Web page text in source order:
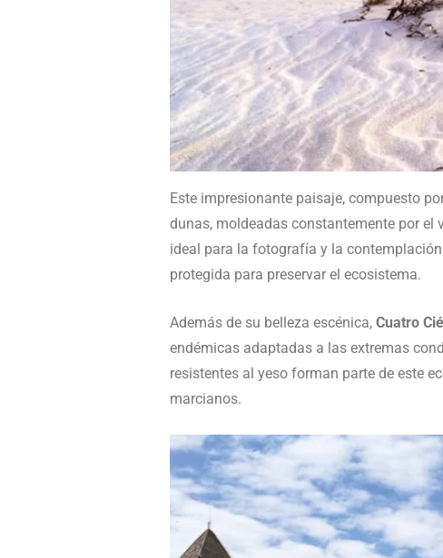
Este impresionante paisaje, compuesto
dunas, moldeadas constantemente por el
ideal para la fotografía y la
protegida para preservar el ecosistema.
Además de su belleza escénica, Cuatro
endémicas adaptadas a las extremas
resistentes al yeso forman parte de este
marcianos.